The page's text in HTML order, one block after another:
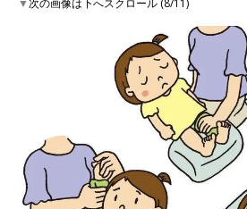
▼次の画像は下へスクロール (8/11)